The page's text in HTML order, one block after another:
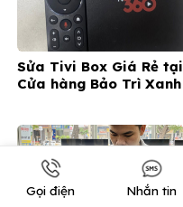
Sửa Tivi Box Giá Rẻ tại
Cửa hàng Bảo Trì Xanh
Gọi điện Nhắn tin